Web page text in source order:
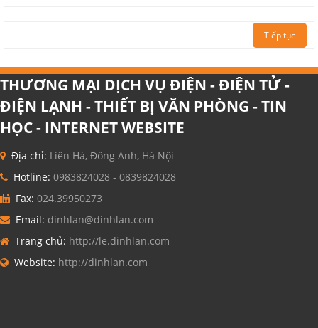
Tiếp tục
THƯƠNG MẠI DỊCH VỤ ĐIỆN - ĐIỆN TỬ -
ĐIỆN LẠNH - THIẾT BỊ VĂN PHÒNG - TIN
HỌC - INTERNET WEBSITE
Địa chỉ: Liên Hà, Đông Anh, Hà Nội
Hotline: 0983824028 - 0839824028
Fax: 024.39950273
Email: dinhlan@dinhlan.com
Trang chủ: http://le.dinhlan.com
Website: http://dinhlan.com